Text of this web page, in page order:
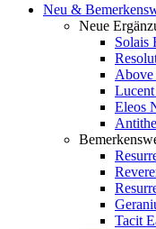
Neu &
Neue
Solais
Above
Eleos
Tacit